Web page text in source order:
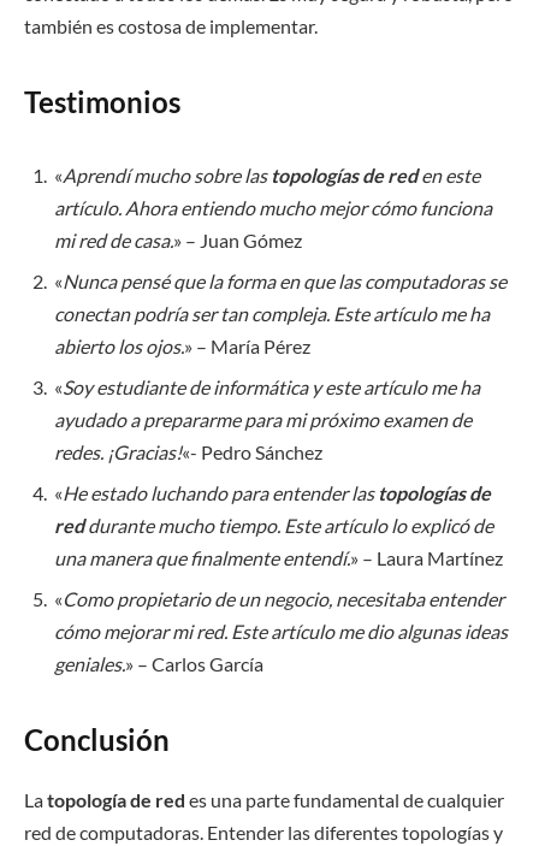
también es costosa de implementar.
Testimonios
«Aprendí mucho sobre las topologías de reden este
artículo. Ahora entiendo mucho mejor cómo funciona
mi red de casa.» – Juan Gómez
«Nunca pensé que la forma en que las computadoras se
conectan podría ser tan compleja. Este artículo me ha
abierto los ojos.» – María Pérez
«Soy estudiante de informática y este artículo me ha
ayudado a prepararme para mi próximo examen de
redes. ¡Gracias!«- Pedro Sánchez
«He estado luchando para entender las topologías de
reddurante mucho tiempo. Este artículo lo explicó de
una manera que finalmente entendí.» – Laura Martínez
«Como propietario de un negocio, necesitaba entender
cómo mejorar mi red. Este artículo me dio algunas ideas
geniales.» – Carlos García
Conclusión
Latopología de red es una parte fundamental de cualquier
red de computadoras. Entender las diferentes topologías y